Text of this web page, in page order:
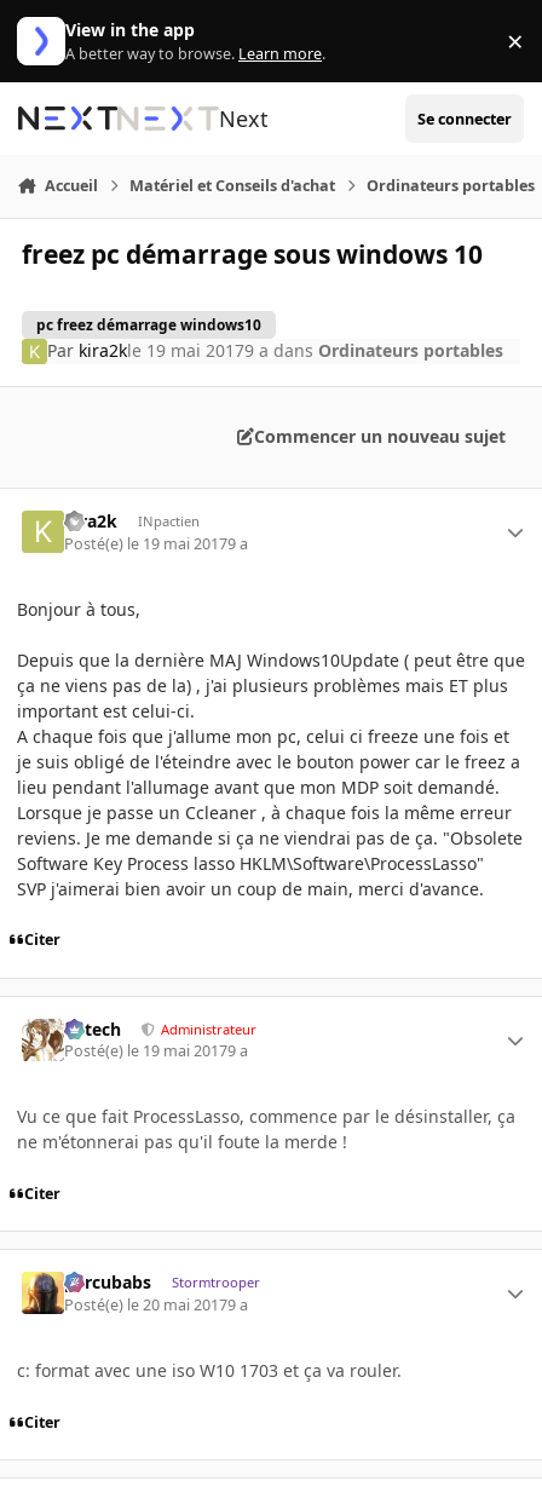
Aller au contenu
View in the app
A better way to browse. Learn more. ×
Next Se connecter
Accueil Matériel et Conseils d'achat Ordinateurs portables
freez pc démarrage sous windows 10
pc freez démarrage windows10
Par kira2kle 19 mai 20179 a dans Ordinateurs portables
Commencer un nouveau sujet
kira2k INpactien
Posté(e) le 19 mai 20179 a
Bonjour à tous,
Depuis que la dernière MAJ Windows10Update ( peut être que
ça ne viens pas de la) , j'ai plusieurs problèmes mais ET plus
important est celui-ci.
A chaque fois que j'allume mon pc, celui ci freeze une fois et
je suis obligé de l'éteindre avec le bouton power car le freez a
lieu pendant l'allumage avant que mon MDP soit demandé.
Lorsque je passe un Ccleaner , à chaque fois la même erreur
reviens. Je me demande si ça ne viendrai pas de ça. "Obsolete
Software Key Process lasso HKLM\Software\ProcessLasso"
SVP j'aimerai bien avoir un coup de main, merci d'avance.
Citer
Edtech Administrateur
Posté(e) le 19 mai 20179 a
Vu ce que fait ProcessLasso, commence par le désinstaller, ça
ne m'étonnerai pas qu'il foute la merde !
Citer
percubabs Stormtrooper
Posté(e) le 20 mai 20179 a
c: format avec une iso W10 1703 et ça va rouler.
Citer